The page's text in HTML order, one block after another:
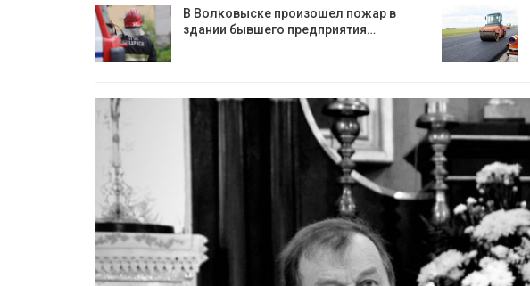
В Волковыске произошел пожар в
здании бывшего предприятия…